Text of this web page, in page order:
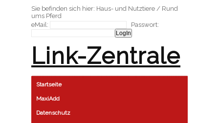
Sie befinden sich hier: Haus- und Nutztiere / Rund
ums Pferd
eMail:
Passwort:
Link-Zentrale
Startseite
MaxiAdd
Datenschutz